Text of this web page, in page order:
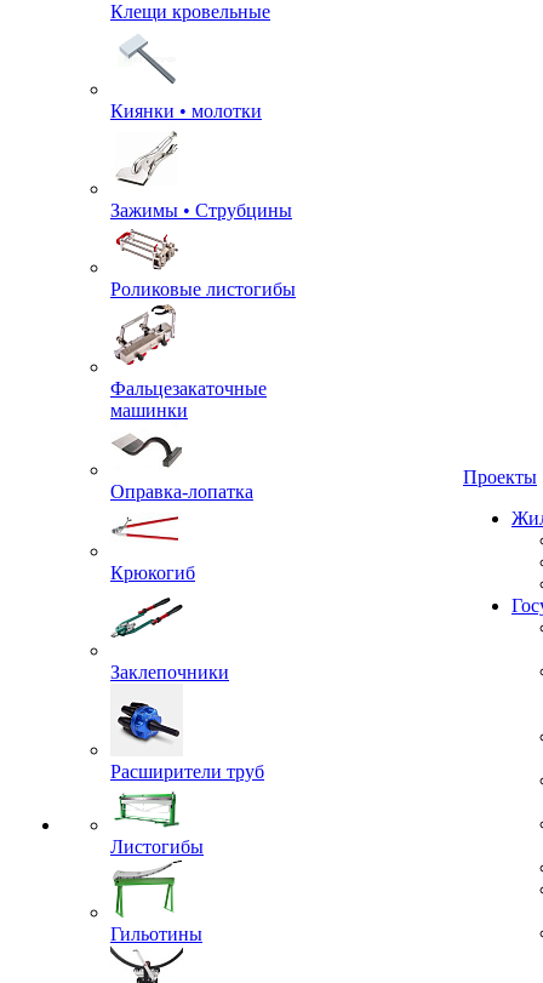
Клещи кровельные
Киянки • молотки
Зажимы • Струбцины
Роликовые листогибы
Фальцезакаточные
машинки
Оправка-лопатка
Крюкогиб
Заклепочники
Расширители труб
Листогибы
Гильотины
Проекты